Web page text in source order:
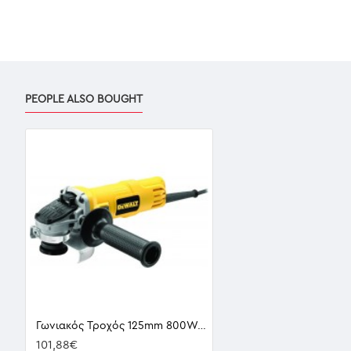
PEOPLE ALSO BOUGHT
Γωνιακός Τροχός 125mm 800W DWE4057-QS DEWALT
101,88€